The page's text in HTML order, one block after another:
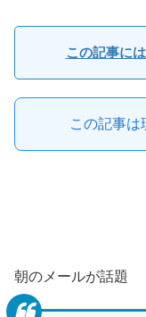
この記事に
この記事は
朝のメールが話題